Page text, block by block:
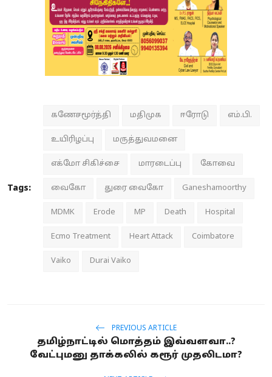
Tags:
கணேசமூர்த்தி மதிமுக ஈரோடு எம்.பி.
உயிரிழப்பு மருத்துவமனை
எக்மோ சிகிச்சை மாரடைப்பு கோவை
வைகோ துரை வைகோ Ganeshamoorthy
MDMK Erode MP Death Hospital
Ecmo Treatment Heart Attack Coimbatore
Vaiko Durai Vaiko
PREVIOUS ARTICLE
தமிழ்நாட்டில் மொத்தம் இவ்வளவா..?
வேட்புமனு தாக்கலில் கரூர் முதலிடமா?